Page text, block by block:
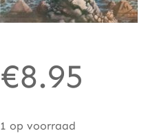
€8.95
1 op voorraad